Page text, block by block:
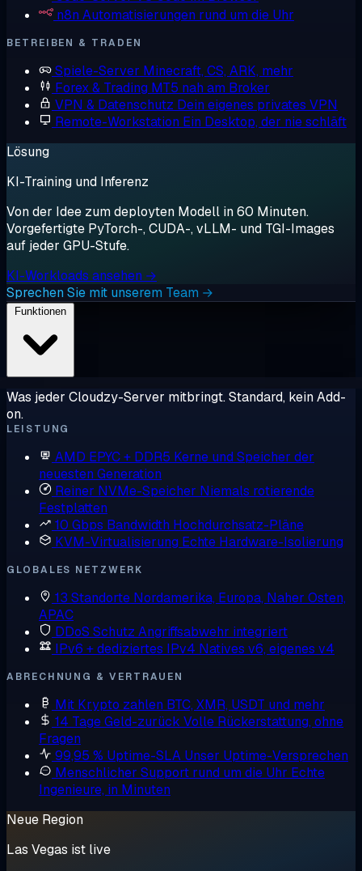
n8n Automatisierungen rund um die Uhr
BETREIBEN & TRADEN
Spiele-Server Minecraft, CS, ARK, mehr
Forex & Trading MT5 nah am Broker
VPN & Datenschutz Dein eigenes privates VPN
Remote-Workstation Ein Desktop, der nie schläft
Lösung
KI-Training und Inferenz
Von der Idee zum deployten Modell in 60 Minuten.
Vorgefertigte PyTorch-, CUDA-, vLLM- und TGI-Images
auf jeder GPU-Stufe.
KI-Workloads ansehen →
Sprechen Sie mit unserem Team →
Was jeder Cloudzy-Server mitbringt. Standard, kein Add-
on.
LEISTUNG
AMD EPYC + DDR5 Kerne und Speicher der
neuesten Generation
Reiner NVMe-Speicher Niemals rotierende
Festplatten
10 Gbps Bandwidth Hochdurchsatz-Pläne
KVM-Virtualisierung Echte Hardware-Isolierung
GLOBALES NETZWERK
13 Standorte Nordamerika, Europa, Naher Osten,
APAC
DDoS Schutz Angriffsabwehr integriert
IPv6 + dediziertes IPv4 Natives v6, eigenes v4
ABRECHNUNG & VERTRAUEN
Mit Krypto zahlen BTC, XMR, USDT und mehr
14 Tage Geld-zurück Volle Rückerstattung, ohne
Fragen
99,95 % Uptime-SLA Unser Uptime-Versprechen
Menschlicher Support rund um die Uhr Echte
Ingenieure, in Minuten
Neue Region
Las Vegas ist live